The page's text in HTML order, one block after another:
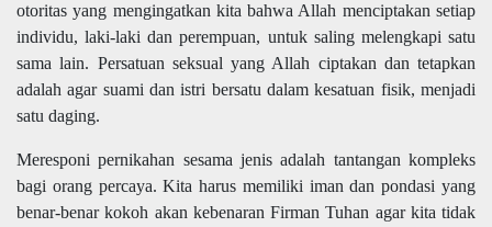
otoritas yang mengingatkan kita bahwa Allah menciptakan setiap
individu, laki-laki dan perempuan, untuk saling melengkapi satu
sama lain. Persatuan seksual yang Allah ciptakan dan tetapkan
adalah agar suami dan istri bersatu dalam kesatuan fisik, menjadi
satu daging.
Meresponi pernikahan sesama jenis adalah tantangan kompleks
bagi orang percaya. Kita harus memiliki iman dan pondasi yang
benar-benar kokoh akan kebenaran Firman Tuhan agar kita tidak